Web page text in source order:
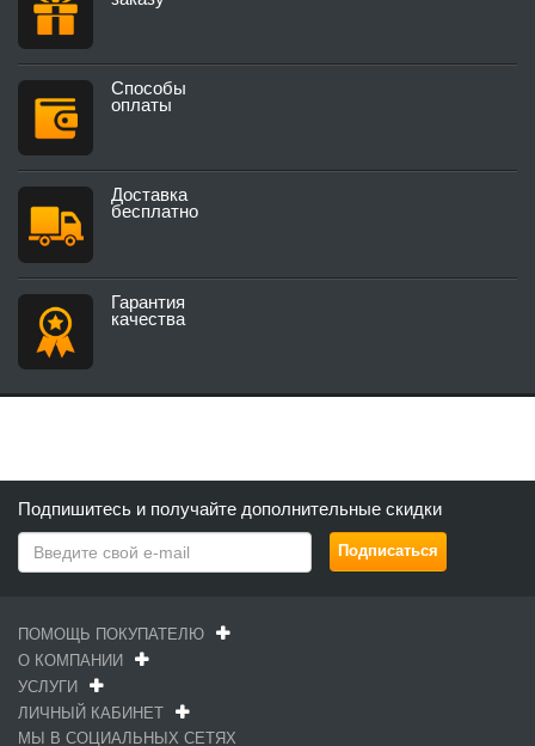
Способы
оплаты
Доставка
бесплатно
Гарантия
качества
Подпишитесь и получайте дополнительные скидки
ПОМОЩЬ ПОКУПАТЕЛЮ
О КОМПАНИИ
УСЛУГИ
ЛИЧНЫЙ КАБИНЕТ
МЫ В СОЦИАЛЬНЫХ СЕТЯХ